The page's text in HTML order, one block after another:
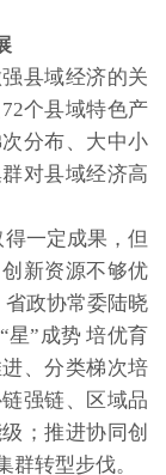
县域经济的关
个县域特色产
分布、大中小
对县域经济高
一定成果，但
新资源不够优
政协常委陆晓
”成势 培优育
、分类梯次培
强链、区域品
；推进协同创
转型步伐。